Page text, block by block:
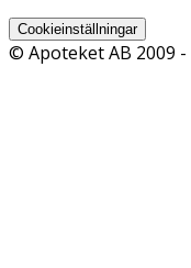
Cookieinställningar
© Apoteket AB 2009 -